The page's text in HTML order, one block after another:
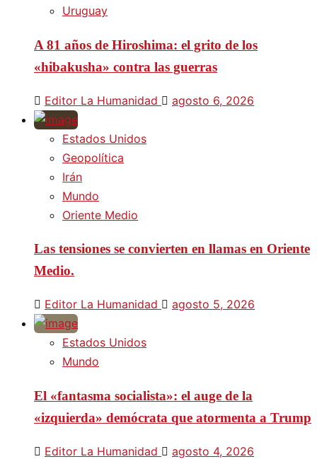
Uruguay
A 81 años de Hiroshima: el grito de los
«hibakusha» contra las guerras
Editor La Humanidad agosto 6, 2026
Estados Unidos
Geopolítica
Irán
Mundo
Oriente Medio
Las tensiones se convierten en llamas en Oriente
Medio.
Editor La Humanidad agosto 5, 2026
Estados Unidos
Mundo
El «fantasma socialista»: el auge de la
«izquierda» demócrata que atormenta a Trump
Editor La Humanidad agosto 4, 2026